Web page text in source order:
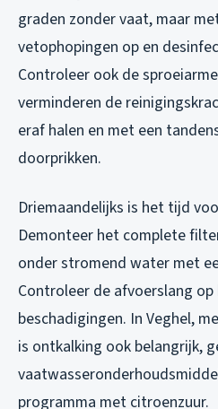
graden zonder vaat, maar
vetophopingen op en
Controleer ook de
verminderen de
eraf halen en met een
doorprikken.
Driemaandelijks is het tijd
Demonteer het complete
onder stromend water met
Controleer de afvoerslang op
beschadigingen. In Veghel,
is ontkalking ook belangrijk,
programma met citroenzuur.